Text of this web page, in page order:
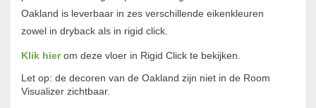
Oakland is leverbaar in zes verschillende eikenkleuren
zowel in dryback als in rigid click.
Klik hierom deze vloer in Rigid Click te bekijken.
Let op: de decoren van de Oakland zijn niet in de Room
Visualizer zichtbaar.